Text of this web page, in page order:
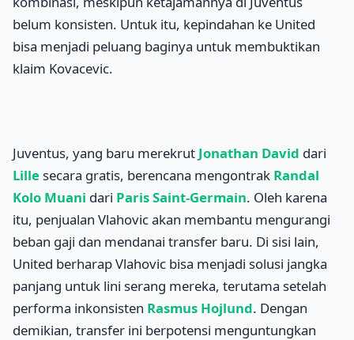
belum konsisten. Untuk itu, kepindahan ke United
bisa menjadi peluang baginya untuk membuktikan
klaim Kovacevic.
Juventus, yang baru merekrut Jonathan David dari
Lillesecara gratis, berencana mengontrak Randal
Kolo Muani dari Paris Saint-Germain. Oleh karena
itu, penjualan Vlahovic akan membantu mengurangi
beban gaji dan mendanai transfer baru. Di sisi lain,
United berharap Vlahovic bisa menjadi solusi jangka
panjang untuk lini serang mereka, terutama setelah
performa inkonsisten Rasmus Hojlund. Dengan
demikian, transfer ini berpotensi menguntungkan